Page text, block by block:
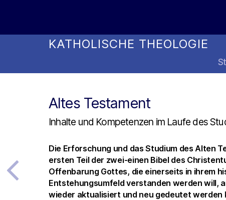
KATHOLISCHE THEOLOGIE
Altes Testament
Inhalte und Kompetenzen im Laufe des
Die Erforschung und das Studium des Alten
ersten Teil der zwei-einen Bibel des
Offenbarung Gottes, die einerseits in ihrem
Entstehungsumfeld verstanden werden will,
wieder aktualisiert und neu gedeutet werden